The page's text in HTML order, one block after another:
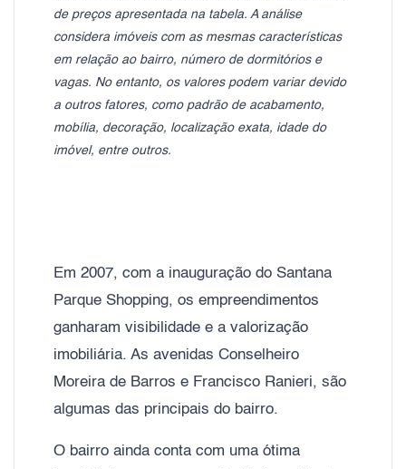
de preços apresentada na tabela. A análise
considera imóveis com as mesmas características
em relação ao bairro, número de dormitórios e
vagas. No entanto, os valores podem variar devido
a outros fatores, como padrão de acabamento,
mobília, decoração, localização exata, idade do
imóvel, entre outros.
Em 2007, com a inauguração do Santana
Parque Shopping, os empreendimentos
ganharam visibilidade e a valorização
imobiliária. As avenidas Conselheiro
Moreira de Barros e Francisco Ranieri, são
algumas das principais do bairro.
O bairro ainda conta com uma ótima